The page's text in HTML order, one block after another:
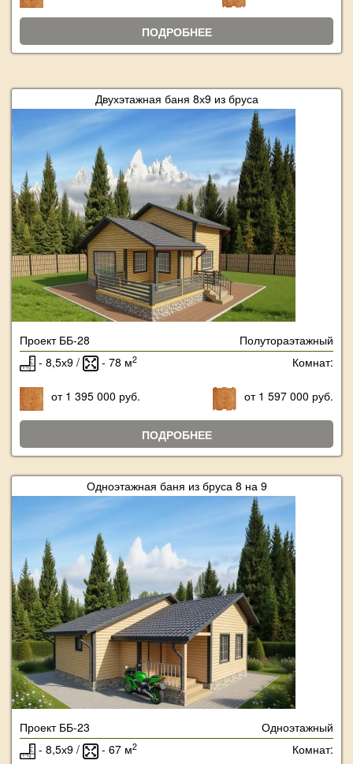
ПОДРОБНЕЕ
Двухэтажная баня 8х9 из бруса
Проект ББ-28
Полутораэтажный
- 8,5х9 /
- 78 м2 Комнат:
от 1 395 000 руб. от 1 597 000 руб.
ПОДРОБНЕЕ
Одноэтажная баня из бруса 8 на 9
Проект ББ-23
Одноэтажный
- 8,5х9 /
- 67 м2 Комнат: